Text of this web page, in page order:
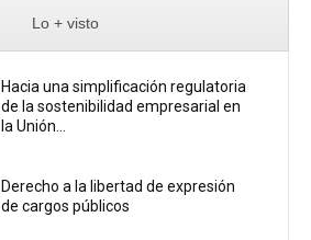
Lo + visto
Hacia una simplificación regulatoria
de la sostenibilidad empresarial en
la Unión...
Derecho a la libertad de expresión
de cargos públicos